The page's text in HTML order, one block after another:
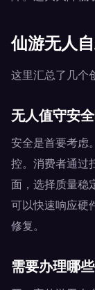
仙游无人
这里汇总了几个
无人值守安
安全是首要考虑
控。消费者通过
面，选择质量稳
可以快速响应硬
修复。
需要办理哪